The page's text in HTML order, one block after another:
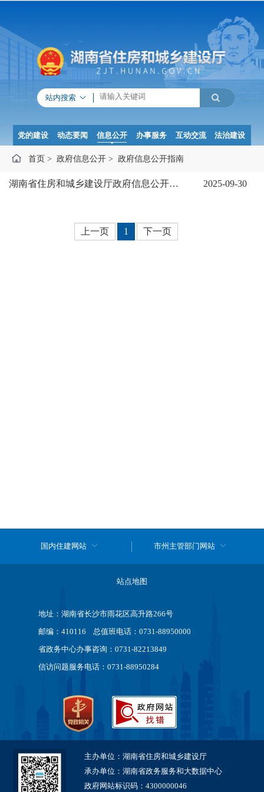
站内搜索
党的建设 动态要闻 信息公开 办事服务 互动交流 法治建设
首页 > 政府信息公开 > 政府信息公开指南
湖南省住房和城乡建设厅政府信息公开指南 2025-09-30
上一页 1 下一页
国内住建网站 市州主管部门网站
站点地图
地址：湖南省长沙市雨花区高升路266号
邮编：410116 总值班电话：0731-88950000
省政务中心办事咨询：0731-82213849
信访问题服务电话：0731-88950284
主办单位：湖南省住房和城乡建设厅
承办单位：湖南省政务服务和大数据中心
政府网站标识码：4300000046